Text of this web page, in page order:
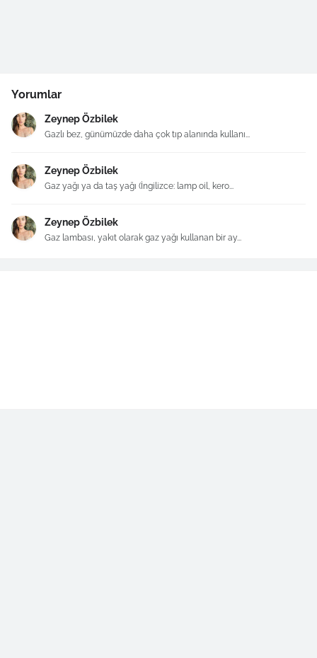
Yorumlar
Zeynep Özbilek
Gazlı bez, günümüzde daha çok tıp alanında kullanı...
Zeynep Özbilek
Gaz yağı ya da taş yağı (İngilizce: lamp oil, kero...
Zeynep Özbilek
Gaz lambası, yakıt olarak gaz yağı kullanan bir ay...